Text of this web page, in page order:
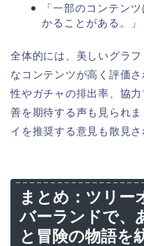
「一部のコンテン
かることがある。」
全体的には、美しいグラ
なコンテンツが高く評価
性やガチャの排出率、協
善を期待する声も見られ
イを推奨する意見も散見さ
まとめ：ツリー
バーランドで、
と冒険の物語を